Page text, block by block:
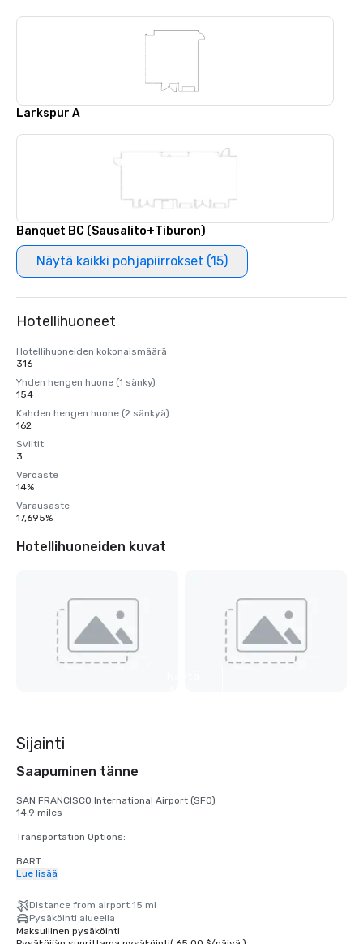
Larkspur A
Banquet BC (Sausalito+Tiburon)
Näytä kaikki pohjapiirrokset (15)
Hotellihuoneet
Hotellihuoneiden kokonaismäärä
316
Yhden hengen huone (1 sänky)
154
Kahden hengen huone (2 sänkyä)
162
Sviitit
3
Veroaste
14%
Varausaste
17,695%
Hotellihuoneiden kuvat
Sijainti
Saapuminen tänne
SAN FRANCISCO International Airport (SFO)
14.9 miles
Transportation Options:
BART
Adults
STREETCAR
Hours: Mon to Fri - 4am to midnight, Saturday - 6am to midnight,
Sunday - 8am to midnight.
Lue lisää
Distance from airport 15 mi
Pysäköinti alueella
Maksullinen pysäköinti